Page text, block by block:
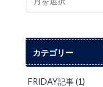
カテゴリー
FRIDAY記事(1)